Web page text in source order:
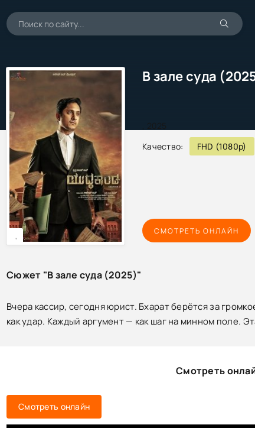
В зале суда
2025
Качество:
FHD (1080p)
,
СМОТРЕТЬ ОНЛАЙН
Сюжет "В зале суда (2025)"
Вчера кассир, сегодня юрист. Бхарат берётся за
как удар. Каждый аргумент — как шаг на минном поле.
Смотреть
Смотреть онлайн